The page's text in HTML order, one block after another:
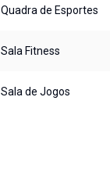
Quadra de Esportes
Sala Fitness
Sala de Jogos